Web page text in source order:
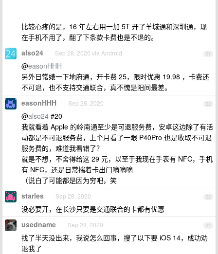
比较心疼的是，16 年左右用一加 5T 开了羊城通和深圳通，现
在手机不用了，翻了下条款卡费也是不退的。
21
also24 Sep 28, 2020 via Android
@easonHHH
另外日常婊一下地府通，开卡费 25，限时优惠 19.98 ，卡费还
不可退，也不支持交通联合，真不愧是阳间最差。
22
easonHHH Sep 28, 2020
@also24 #20
我就看着 Apple 的岭南通至少是可退服务费，安卓这边除了有活
动都是不可退服务费，上个月看了一眼 P40Pro 也是收取不可退
服务费的，难道我看错了？
就是不想，不舍得给这 29 元，以至于我现在手表有 NFC，手机
有 NFC，还是日常揣着卡出门嘀嘀嘀
（说白了可能都是因为穷吧，笑
23
starles Sep 28, 2020
没必要开，在长沙只要是交通联合的卡都有优惠
24
usedname Sep 28, 2020
找了半天没出来，我说怎么回事，搜了以下要 iOS 14，成功劝
退我了